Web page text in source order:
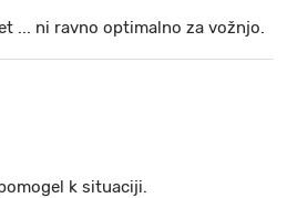
... ni ravno optimalno za vožnjo.
k situaciji.